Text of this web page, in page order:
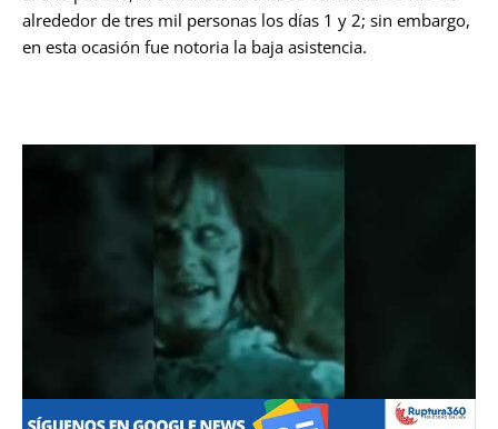
alrededor de tres mil personas los días 1 y 2; sin embargo,
en esta ocasión fue notoria la baja asistencia.